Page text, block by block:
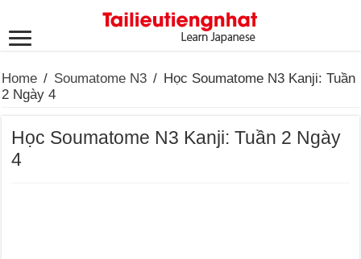
Home / Soumatome N3 / Học Soumatome N3 Kanji: Tuần
2 Ngày 4
Học Soumatome N3 Kanji: Tuần 2 Ngày
4